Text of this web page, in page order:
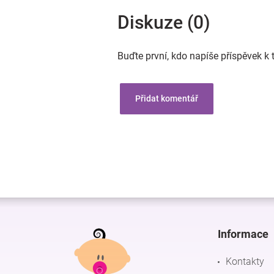
Diskuze (0)
Buďte první, kdo napíše příspěvek k
Přidat komentář
Z
Informace
Kontakty